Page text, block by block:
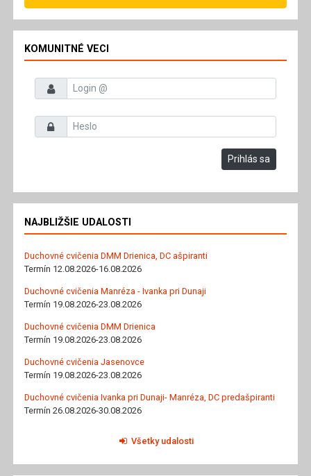
KOMUNITNÉ VECI
Prihlasovacie meno
Heslo
Prihlás sa
NAJBLIŽŠIE UDALOSTI
Duchovné cvičenia DMM Drienica, DC ašpiranti
Termín 12.08.2026-16.08.2026
Duchovné cvičenia Manréza - Ivanka pri Dunaji
Termín 19.08.2026-23.08.2026
Duchovné cvičenia DMM Drienica
Termín 19.08.2026-23.08.2026
Duchovné cvičenia Jasenovce
Termín 19.08.2026-23.08.2026
Duchovné cvičenia Ivanka pri Dunaji- Manréza, DC predašpiranti
Termín 26.08.2026-30.08.2026
Všetky udalosti